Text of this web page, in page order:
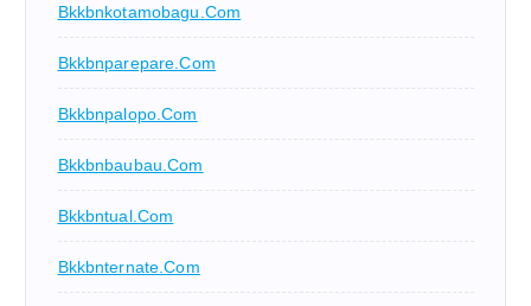
Bkkbnkotamobagu.com
Bkkbnparepare.com
Bkkbnpalopo.com
Bkkbnbaubau.com
Bkkbntual.com
Bkkbnternate.com